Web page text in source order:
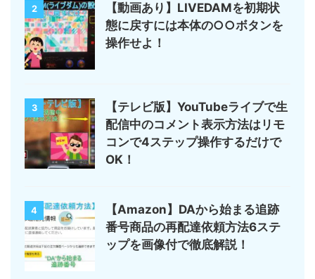
2
【動画あり】LIVEDAMを初期状
態に戻すには本体の○○ボタンを
操作せよ！
3
【テレビ版】YouTubeライブで生
配信中のコメント表示方法はリモ
コンで4ステップ操作するだけで
OK！
4
【Amazon】DAから始まる追跡
番号商品の再配達依頼方法6ステ
ップを画像付で徹底解説！